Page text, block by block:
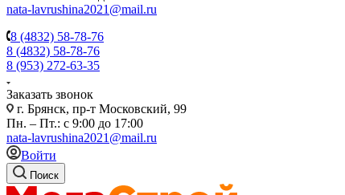
nata-lavrushina2021@mail.ru
8 (4832) 58-78-76
8 (4832) 58-78-76
8 (953) 272-63-35
Заказать звонок
г. Брянск, пр-т Московский, 99
Пн. – Пт.: с 9:00 до 17:00
nata-lavrushina2021@mail.ru
Войти
Поиск